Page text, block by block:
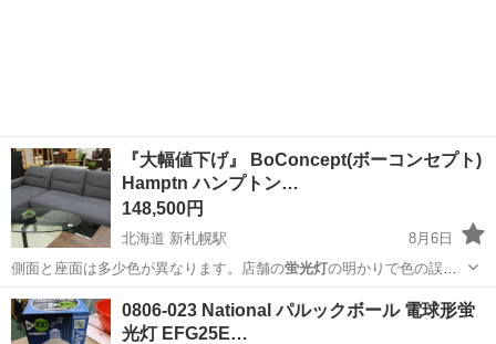
『大幅値下げ』 BoConcept(ボーコンセプト)
Hamptn ハンプトン…
148,500円
北海道 新札幌駅
8月6日
側面と座面は多少色が異なります。店舗の蛍光灯の明かりで色の誤差
が判明しましたが、お…
北海道 札幌市 BoConcept
0806-023 National パルックボール 電球形蛍
光灯 EFG25E…